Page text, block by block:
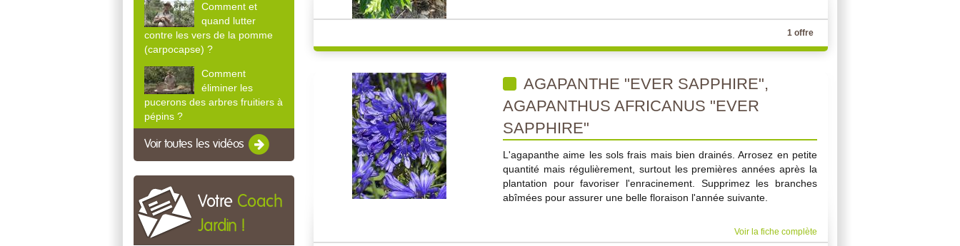
Comment et
quand lutter
contre les vers de la pomme
(carpocapse) ?
Comment
éliminer les
pucerons des arbres fruitiers à
pépins ?
Voir toutes les vidéos
Votre Coach
Jardin !
1 offre
AGAPANTHE "EVER SAPPHIRE",
AGAPANTHUS AFRICANUS "EVER
SAPPHIRE"
L'agapanthe aime les sols frais mais bien drainés. Arrosez en petite
quantité mais régulièrement, surtout les premières années après la
plantation pour favoriser l'enracinement. Supprimez les branches
abîmées pour assurer une belle floraison l'année suivante.
Voir la fiche complète